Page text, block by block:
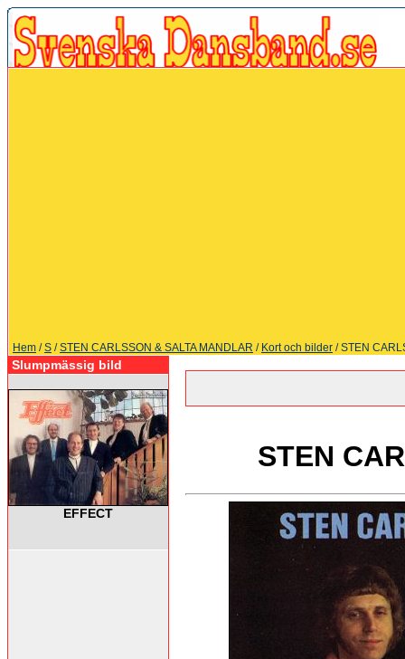
Hem /S /STEN CARLSSON & SALTA MANDLAR / Kort och bilder / STEN
Slumpmässig bild
EFFECT
STEN